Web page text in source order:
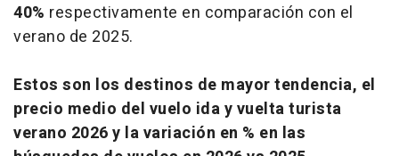
40% respectivamente en comparación con el
verano de 2025.
Estos son los destinos de mayor tendencia, el
precio medio del vuelo ida y vuelta turista
verano 2026 y la variación en % en las